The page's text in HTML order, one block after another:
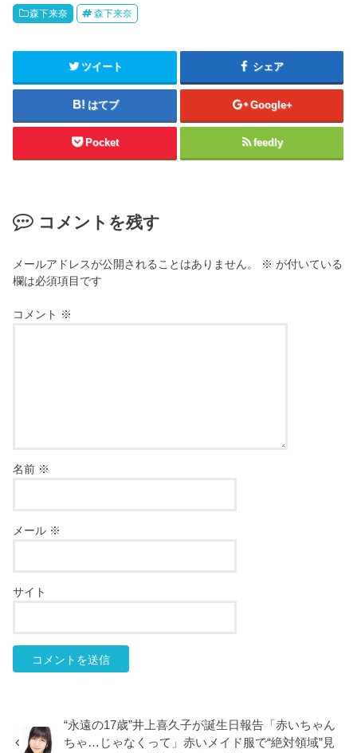
森下来奈 森下来奈
ツイート シェア
はてブ Google+
Pocket feedly
コメントを残す
メールアドレスが公開されることはありません。 ※ が付いている
欄は必須項目です
コメント ※
名前 ※
メール ※
サイト
“永遠の17歳”井上喜久子が誕生日報告「赤いちゃん
ちゃ…じゃなくって」赤いメイド服で“絶対領域”見